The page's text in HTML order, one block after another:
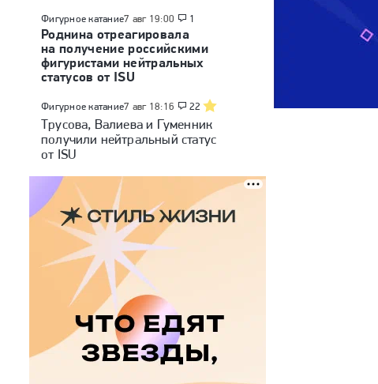
и инсайды в Хайпожор
от хайпожоров
Фигурное катание7 авг 19:00 1
Роднина отреагировала
на получение российскими
фигуристами нейтральных
статусов от ISU
Фигурное катание7 авг 18:16 22
Трусова, Валиева и Гуменник
получили нейтральный статус
от ISU